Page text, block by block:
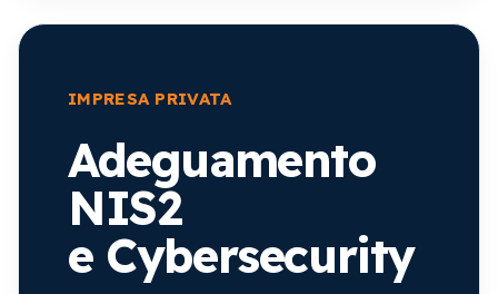
IMPRESA PRIVATA
Adeguamento
NIS2
e Cybersecurity